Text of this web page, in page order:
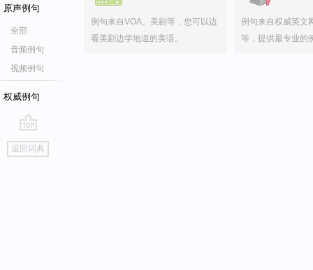
原声例句
全部
音频例句
视频例句
权威例句
go
top
返回词典
例句来自VOA、美剧等，您可以边
看美剧边学地道的美语。
例句来自权威英文
等，提供最专业的